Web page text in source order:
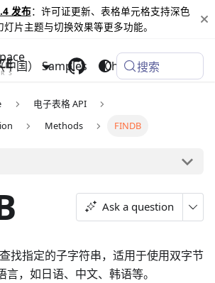
发布：许可证更新、表格单元格支持深色
片主题与切换效果等更多功能。
Samples Changelog
国） 搜索
电子表格 API
Methods FINDB
Ask a question
找指定的子字符串，适用于使用双字节
言，如日语、中文、韩语等。